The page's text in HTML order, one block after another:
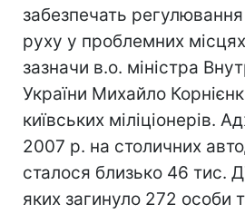
забезпечать
руху у проблемних
зазначи в.о. міністра
України Михайло
київських мiлiцiонерiв.
2007 р. на столичних
сталося близько 46 тис.
яких загинуло 272 особи